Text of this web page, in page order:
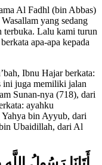
Al Fadhl (bin Abbas)
yang sedang
Lalu kami turun
apa-apa kepada
Ibnu Hajar berkata:
ini juga memiliki jalan
Sunan-nya (718), dari
ayahku
bin Ayyub, dari
Ubaidillah, dari Al